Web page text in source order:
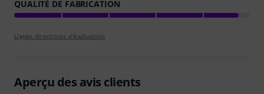
QUALITÉ DE FABRICATION
Lignes directrices d'évaluation
Aperçu des avis clients